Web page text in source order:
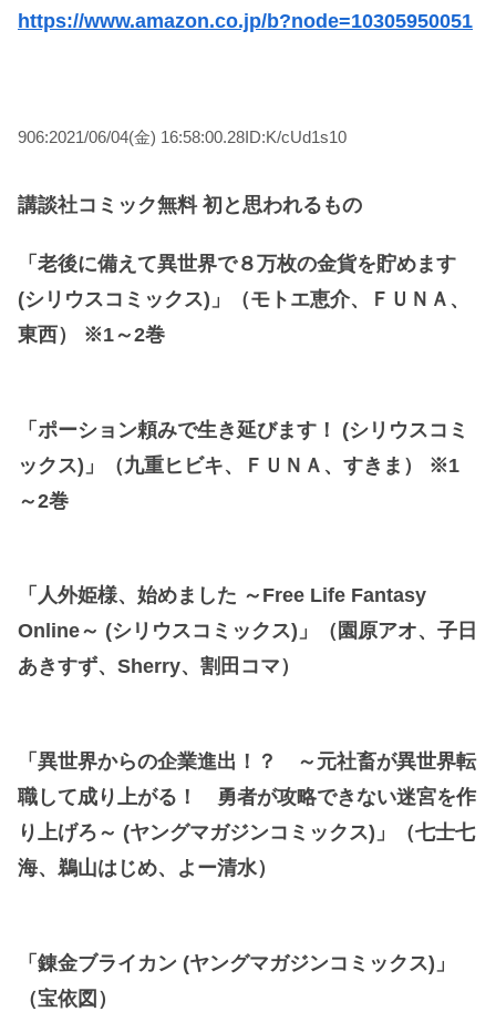
https://www.amazon.co.jp/b?node=10305950051
906:2021/06/04(金) 16:58:00.28ID:K/cUd1s10
講談社コミック無料 初と思われるもの
「老後に備えて異世界で８万枚の金貨を貯めます
(シリウスコミックス)」（モトエ恵介、ＦＵＮＡ、
東西） ※1～2巻
「ポーション頼みで生き延びます！ (シリウスコミ
ックス)」（九重ヒビキ、ＦＵＮＡ、すきま） ※1
～2巻
「人外姫様、始めました ～Free Life Fantasy
Online～ (シリウスコミックス)」（園原アオ、子日
あきすず、Sherry、割田コマ）
「異世界からの企業進出！？ ～元社畜が異世界転
職して成り上がる！ 勇者が攻略できない迷宮を作
り上げろ～ (ヤングマガジンコミックス)」（七士七
海、鵜山はじめ、よー清水）
「錬金ブライカン (ヤングマガジンコミックス)」
（宝依図）